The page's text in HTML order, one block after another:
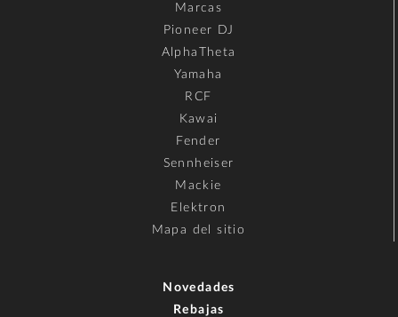
Marcas
Pioneer DJ
AlphaTheta
Yamaha
RCF
Kawai
Fender
Sennheiser
Mackie
Elektron
Mapa del sitio
Novedades
Rebajas